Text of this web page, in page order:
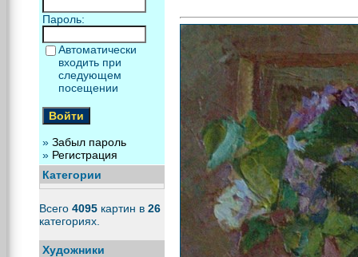
Пароль:
Автоматически
входить при
следующем
посещении
» Забыл пароль
» Регистрация
Категории
Всего 4095 картин в 26
категориях.
Художники